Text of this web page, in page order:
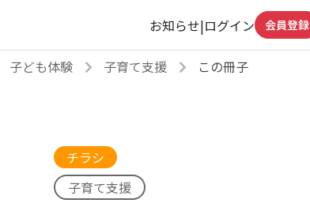
お知らせ|ログイン 会員登録
子ども体験 子育て支援 この冊子
チラシ
子育て支援